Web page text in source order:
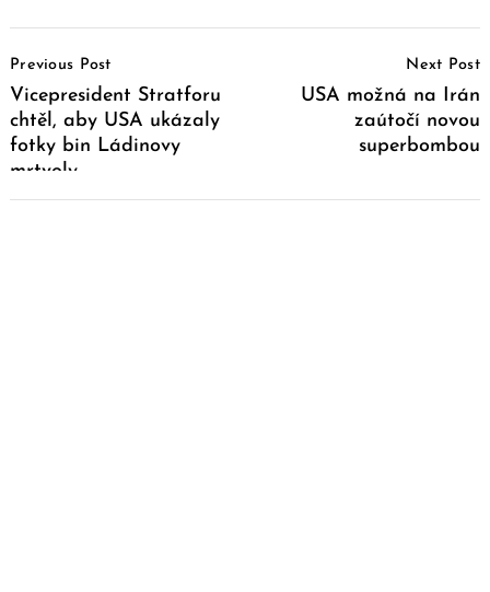
Navigation
Previous Post
Vicepresident Stratforu
chtěl, aby USA ukázaly
fotky bin Ládinovy
mrtvoly
Next Post
USA možná na Irán
zaútočí novou
superbombou